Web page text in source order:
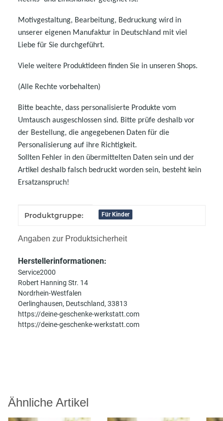
Motivgestaltung, Bearbeitung, Bedruckung wird in
unserer eigenen Manufaktur in Deutschland mit viel
Liebe für Sie durchgeführt.
Viele weitere Produktideen finden Sie in unseren Shops.
(Alle Rechte vorbehalten)
Bitte beachte, dass personalisierte Produkte vom
Umtausch ausgeschlossen sind. Bitte prüfe deshalb vor
der Bestellung, die angegebenen Daten für die
Personalisierung auf ihre Richtigkeit.
Sollten Fehler in den übermittelten Daten sein und der
Artikel deshalb falsch bedruckt worden sein, besteht kein
Ersatzanspruch!
Produkteigenschaft
Wert
Produktgruppe: Für Kinder
Angaben zur Produktsicherheit
Herstellerinformationen:
Service2000
Robert Hanning Str. 14
Nordrhein-Westfalen
Oerlinghausen, Deutschland, 33813
https://deine-geschenke-werkstatt.com
https://deine-geschenke-werkstatt.com
Ähnliche Artikel